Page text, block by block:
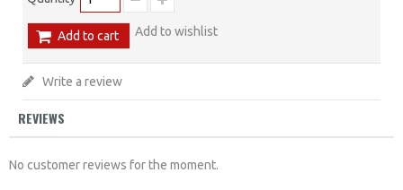
Add to cart Add to wishlist
Write a review
REVIEWS
No customer reviews for the moment.